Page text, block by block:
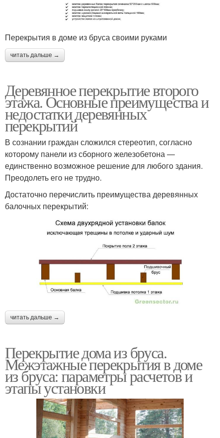
Перекрытия в доме из бруса своими руками
читать дальше →
Деревянное перекрытие второго
этажа. Основные преимущества и
недостатки деревянных
перекрытий
В сознании граждан сложился стереотип, согласно
которому панели из сборного железобетона —
единственно возможное решение для любого здания.
Преодолеть его не трудно.
Достаточно перечислить преимущества деревянных
балочных перекрытий:
читать дальше →
Перекрытие дома из бруса.
Межэтажные перекрытия в доме
из бруса: параметры расчетов и
этапы установки